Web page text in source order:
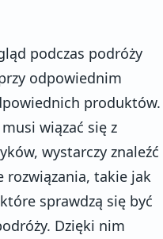
podczas podróży
odpowiednim
produktów.
wiązać się z
wystarczy znaleźć
takie jak
sprawdzą się być
Dzięki nim